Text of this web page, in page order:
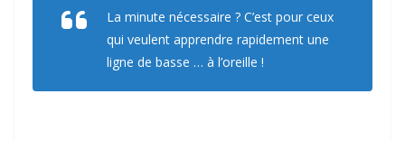
La minute nécessaire ? C’est pour ceux
qui veulent apprendre rapidement une
ligne de basse … à l’oreille !